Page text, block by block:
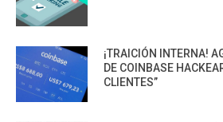
¡TRAICIÓN INTERNA!
DE COINBASE
CLIENTES”